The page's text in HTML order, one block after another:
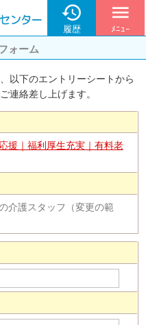

履歴
menu
ﾒﾆｭｰ
ォーム
以下のエントリーシートから
連絡差し上げます。
援｜福利厚生充実｜有料老
介護スタッフ（変更の範